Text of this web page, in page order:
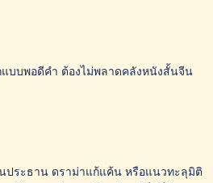
บบพอดีคำ ต้องไม่พลาดคลังหนังสั้นจีน
ประธาน ดราม่าแก้แค้น หรือแนวทะลุมิติ